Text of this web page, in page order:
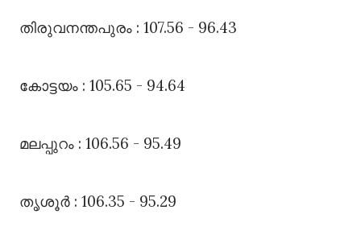
തിരുവനന്തപുരം : 107.56 - 96.43
കോട്ടയം : 105.65 - 94.64
മലപ്പുറം : 106.56 - 95.49
തൃശൂർ : 106.35 - 95.29